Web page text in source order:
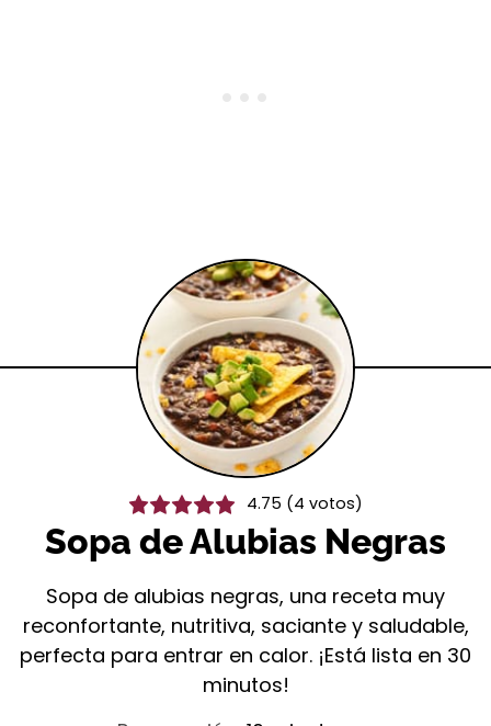
4.75 (4 votos)
Sopa de Alubias Negras
Sopa de alubias negras, una receta muy
reconfortante, nutritiva, saciante y saludable,
perfecta para entrar en calor. ¡Está lista en 30
minutos!